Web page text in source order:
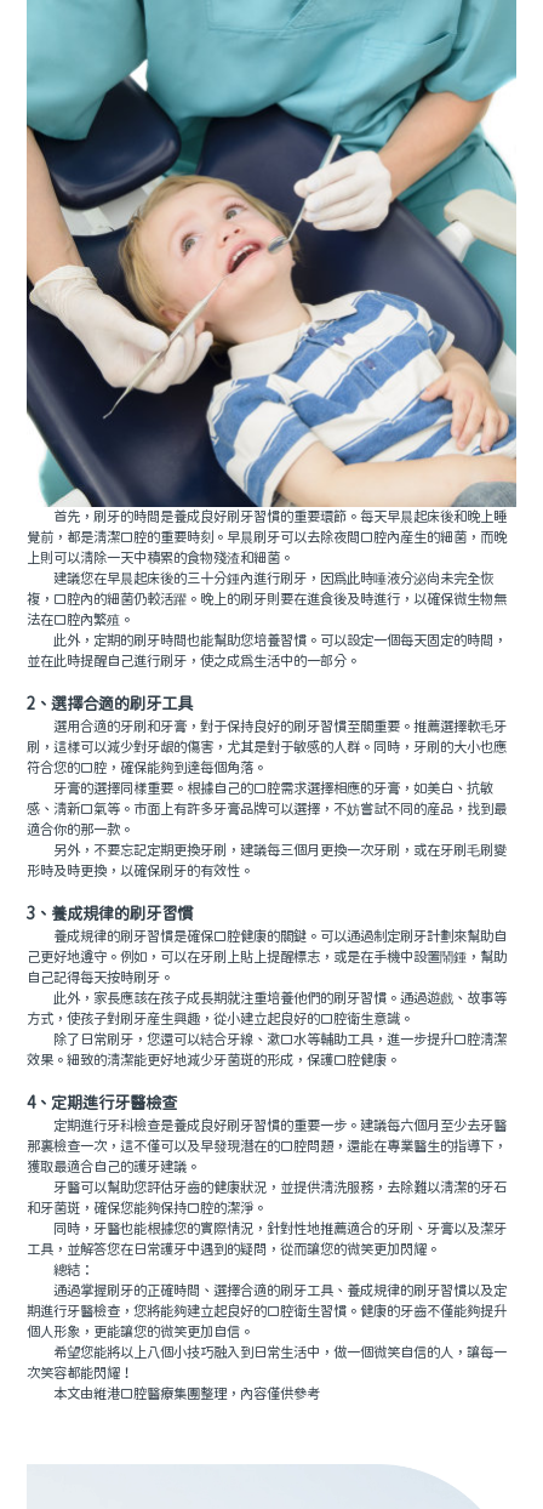
首先，刷牙的時間是養成良好刷牙習慣的重要環節。每天早晨起床後和晚上睡
覺前，都是清潔口腔的重要時刻。早晨刷牙可以去除夜間口腔內産生的細菌，而晚
上則可以清除一天中積累的食物殘渣和細菌。
建議您在早晨起床後的三十分鍾內進行刷牙，因爲此時唾液分泌尚未完全恢
複，口腔內的細菌仍較活躍。晚上的刷牙則要在進食後及時進行，以確保微生物無
法在口腔內繁殖。
此外，定期的刷牙時間也能幫助您培養習慣。可以設定一個每天固定的時間，
並在此時提醒自己進行刷牙，使之成爲生活中的一部分。
2、選擇合適的刷牙工具
選用合適的牙刷和牙膏，對于保持良好的刷牙習慣至關重要。推薦選擇軟毛牙
刷，這樣可以減少對牙龈的傷害，尤其是對于敏感的人群。同時，牙刷的大小也應
符合您的口腔，確保能夠到達每個角落。
牙膏的選擇同樣重要。根據自己的口腔需求選擇相應的牙膏，如美白、抗敏
感、清新口氣等。市面上有許多牙膏品牌可以選擇，不妨嘗試不同的産品，找到最
適合你的那一款。
另外，不要忘記定期更換牙刷，建議每三個月更換一次牙刷，或在牙刷毛刷變
形時及時更換，以確保刷牙的有效性。
3、養成規律的刷牙習慣
養成規律的刷牙習慣是確保口腔健康的關鍵。可以通過制定刷牙計劃來幫助自
己更好地遵守。例如，可以在牙刷上貼上提醒標志，或是在手機中設置鬧鍾，幫助
自己記得每天按時刷牙。
此外，家長應該在孩子成長期就注重培養他們的刷牙習慣。通過遊戲、故事等
方式，使孩子對刷牙産生興趣，從小建立起良好的口腔衛生意識。
除了日常刷牙，您還可以結合牙線、漱口水等輔助工具，進一步提升口腔清潔
效果。細致的清潔能更好地減少牙菌斑的形成，保護口腔健康。
4、定期進行牙醫檢查
定期進行牙科檢查是養成良好刷牙習慣的重要一步。建議每六個月至少去牙醫
那裏檢查一次，這不僅可以及早發現潛在的口腔問題，還能在專業醫生的指導下，
獲取最適合自己的護牙建議。
牙醫可以幫助您評估牙齒的健康狀況，並提供清洗服務，去除難以清潔的牙石
和牙菌斑，確保您能夠保持口腔的潔淨。
同時，牙醫也能根據您的實際情況，針對性地推薦適合的牙刷、牙膏以及潔牙
工具，並解答您在日常護牙中遇到的疑問，從而讓您的微笑更加閃耀。
總結：
通過掌握刷牙的正確時間、選擇合適的刷牙工具、養成規律的刷牙習慣以及定
期進行牙醫檢查，您將能夠建立起良好的口腔衛生習慣。健康的牙齒不僅能夠提升
個人形象，更能讓您的微笑更加自信。
希望您能將以上八個小技巧融入到日常生活中，做一個微笑自信的人，讓每一
次笑容都能閃耀！
本文由維港口腔醫療集團整理，內容僅供參考